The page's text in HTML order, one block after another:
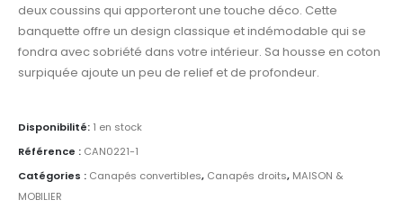
deux coussins qui apporteront une touche déco. Cette
banquette offre un design classique et indémodable qui se
fondra avec sobriété dans votre intérieur. Sa housse en coton
surpiquée ajoute un peu de relief et de profondeur.
Disponibilité: 1 en stock
Référence : CAN0221-1
Catégories : Canapés convertibles, Canapés droits, MAISON &
MOBILIER